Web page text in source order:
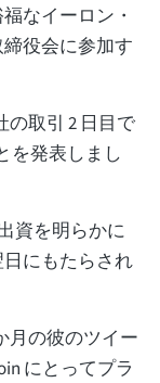
なイーロン・
役会に参加す
の取引 2 日目で
を発表しまし
資を明らかに
にもたらされ
月の彼のツイー
にとってプラ